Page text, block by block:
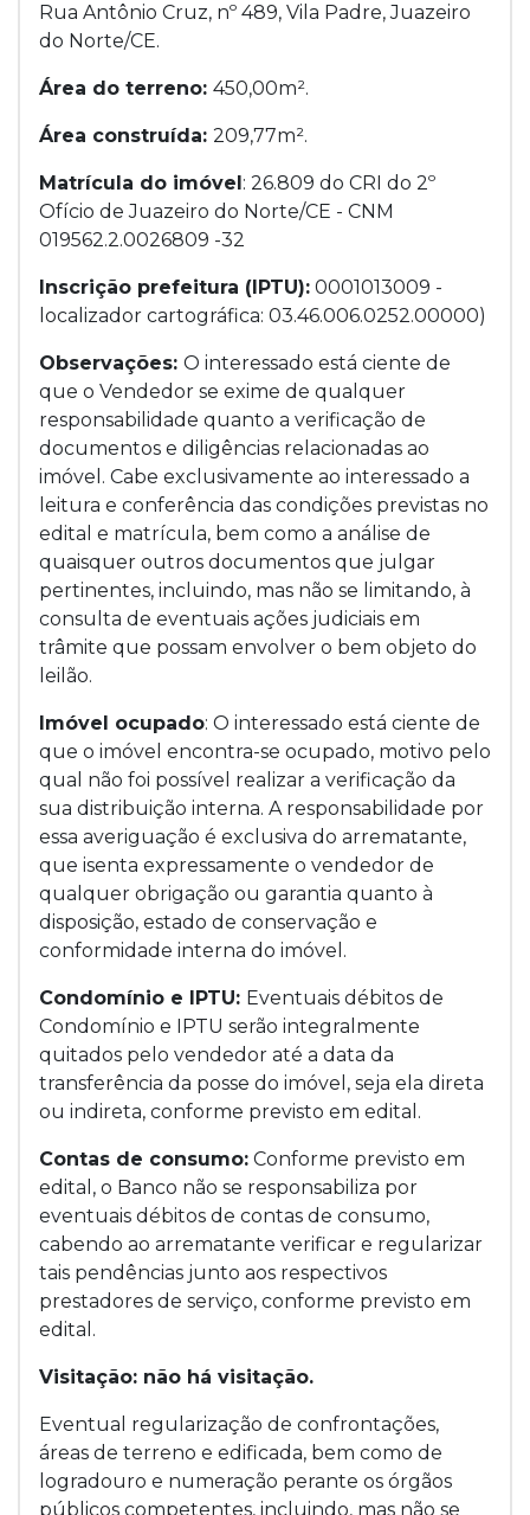
Rua Antônio Cruz, nº 489, Vila Padre, Juazeiro
do Norte/CE.
Área do terreno: 450,00m².
Área construída: 209,77m².
Matrícula do imóvel : 26.809 do CRI do 2º
Ofício de Juazeiro do Norte/CE - CNM
019562.2.0026809 -32
Inscrição prefeitura (IPTU): 0001013009 -
localizador cartográfica: 03.46.006.0252.00000)
Observações: O interessado está ciente de
que o Vendedor se exime de qualquer
responsabilidade quanto a verificação de
documentos e diligências relacionadas ao
imóvel. Cabe exclusivamente ao interessado a
leitura e conferência das condições previstas no
edital e matrícula, bem como a análise de
quaisquer outros documentos que julgar
pertinentes, incluindo, mas não se limitando, à
consulta de eventuais ações judiciais em
trâmite que possam envolver o bem objeto do
leilão.
Imóvel ocupado: O interessado está ciente de
que o imóvel encontra-se ocupado, motivo pelo
qual não foi possível realizar a verificação da
sua distribuição interna. A responsabilidade por
essa averiguação é exclusiva do arrematante,
que isenta expressamente o vendedor de
qualquer obrigação ou garantia quanto à
disposição, estado de conservação e
conformidade interna do imóvel.
Condomínio e IPTU: Eventuais débitos de
Condomínio e IPTU serão integralmente
quitados pelo vendedor até a data da
transferência da posse do imóvel, seja ela direta
ou indireta, conforme previsto em edital.
Contas de consumo: Conforme previsto em
edital, o Banco não se responsabiliza por
eventuais débitos de contas de consumo,
cabendo ao arrematante verificar e regularizar
tais pendências junto aos respectivos
prestadores de serviço, conforme previsto em
edital.
Visitação: não há visitação.
Eventual regularização de confrontações,
áreas de terreno e edificada, bem como de
logradouro e numeração perante os órgãos
públicos competentes, incluindo, mas não se